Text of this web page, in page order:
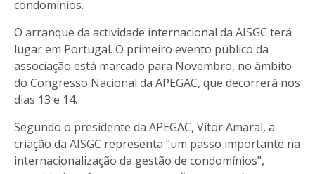
condomínios.
O arranque da actividade internacional da AISGC terá
lugar em Portugal. O primeiro evento público da
associação está marcado para Novembro, no âmbito
do Congresso Nacional da APEGAC, que decorrerá nos
dias 13 e 14.
Segundo o presidente da APEGAC, Vítor Amaral, a
criação da AISGC representa "um passo importante na
internacionalização da gestão de condomínios",